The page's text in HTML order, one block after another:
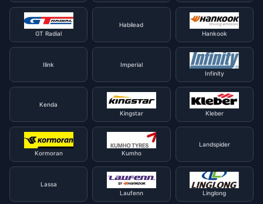
GT Radial
Habilead
Hankook
Ilink
Imperial
Infinity
Kenda
Kingstar
Kleber
Kormoran Kumho
Landspider
Lassa
Laufenn
Linglong